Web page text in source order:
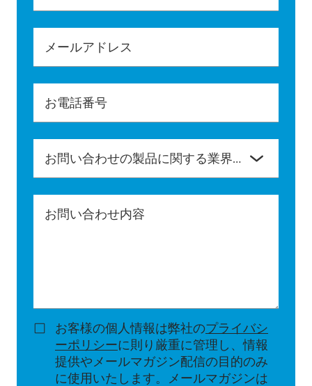
メールアドレス
お電話番号
お問い合わせの製品に関する業界をご選択ください。
お問い合わせ内容
お客様の個人情報は弊社のプライバシ
ーポリシーに則り厳重に管理し、情報
提供やメールマガジン配信の目的のみ
に使用いたします。メールマガジンは